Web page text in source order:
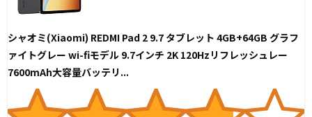
シャオミ(Xiaomi) REDMI Pad 2 9.7 タブレット 4GB+64GB グラフ
ァイトグレー wi-fiモデル 9.7インチ 2K 120Hzリフレッシュレー
7600mAh大容量バッテリ...